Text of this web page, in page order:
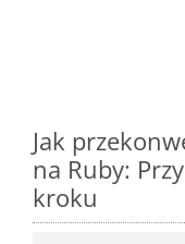
Jak
na Ruby:
kroku